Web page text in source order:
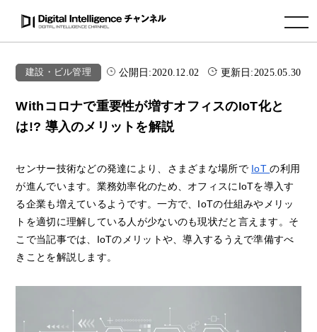
toggle navigation
建設・ビル管理 公開日:2020.12.02 更新日:2025.05.30
Withコロナで重要性が増すオフィスのIoT化と
は!? 導入のメリットを解説
センサー技術などの発達により、さまざまな場所で IoTの利用
が進んでいます。業務効率化のため、オフィスにIoTを導入す
る企業も増えているようです。一方で、IoTの仕組みやメリッ
トを適切に理解している人が少ないのも現状だと言えます。そ
こで当記事では、IoTのメリットや、導入するうえで準備すべ
きことを解説します。